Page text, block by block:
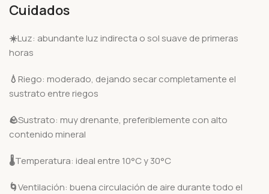
Cuidados
☀️Luz: abundante luz indirecta o sol suave de primeras
horas
💧 Riego: moderado, dejando secar completamente el
sustrato entre riegos
🪨Sustrato: muy drenante, preferiblemente con alto
contenido mineral
🌡️Temperatura: ideal entre 10°C y 30°C
🌀Ventilación: buena circulación de aire durante todo el